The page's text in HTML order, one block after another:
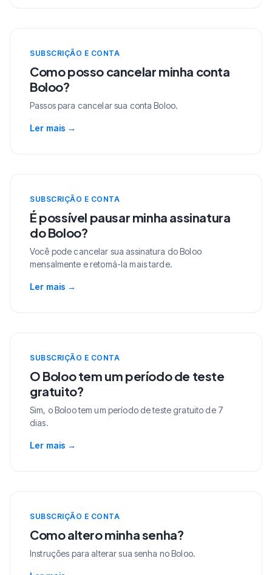
SUBSCRIÇÃO E CONTA
Como posso cancelar minha conta
Boloo?
Passos para cancelar sua conta Boloo.
Ler mais →
SUBSCRIÇÃO E CONTA
É possível pausar minha assinatura
do Boloo?
Você pode cancelar sua assinatura do Boloo
mensalmente e retomá-la mais tarde.
Ler mais →
SUBSCRIÇÃO E CONTA
O Boloo tem um período de teste
gratuito?
Sim, o Boloo tem um período de teste gratuito de 7
dias.
Ler mais →
SUBSCRIÇÃO E CONTA
Como altero minha senha?
Instruções para alterar sua senha no Boloo.